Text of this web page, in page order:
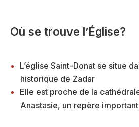
Où se trouve l’Église?
L’église Saint-Donat se situe
historique de Zadar
Elle est proche de la
Anastasie, un repère